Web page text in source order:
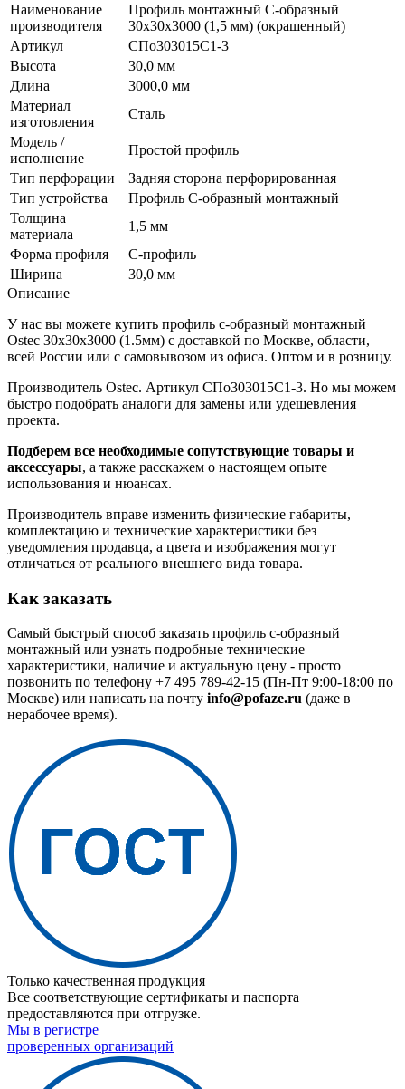
Наименование
производителя
Профиль монтажный С-образный
30х30х3000 (1,5 мм) (окрашенный)
Артикул
СПо303015С1-3
Высота
30,0 мм
Длина
3000,0 мм
Материал
изготовления
Сталь
Модель /
исполнение
Простой профиль
Тип перфорации
Задняя сторона перфорированная
Тип устройства
Профиль С-образный монтажный
Толщина
материала
1,5 мм
Форма профиля
С-профиль
Ширина
30,0 мм
Описание
У нас вы можете купить профиль с-образный монтажный
Ostec 30х30х3000 (1.5мм) с доставкой по Москве, области,
всей России или с самовывозом из офиса. Оптом и в розницу.
Производитель Ostec. Артикул СПо303015С1-3. Но мы можем
быстро подобрать аналоги для замены или удешевления
проекта.
Подберем все необходимые сопутствующие товары и
аксессуары, а также расскажем о настоящем опыте
использования и нюансах.
Производитель вправе изменить физические габариты,
комплектацию и технические характеристики без
уведомления продавца, а цвета и изображения могут
отличаться от реального внешнего вида товара.
Как заказать
Самый быстрый способ заказать профиль с-образный
монтажный или узнать подробные технические
характеристики, наличие и актуальную цену - просто
позвонить по телефону +7 495 789-42-15 (Пн-Пт 9:00-18:00 по
Москве) или написать на почту info@pofaze.ru (даже в
нерабочее время).
Только качественная продукция
Все соответствующие сертификаты и паспорта
предоставляются при отгрузке.
Мы в регистре
проверенных организаций